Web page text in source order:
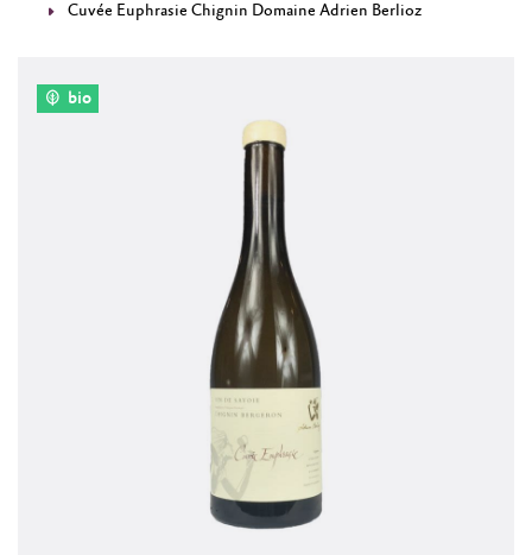
Cuvée Euphrasie Chignin Domaine Adrien Berlioz
bio